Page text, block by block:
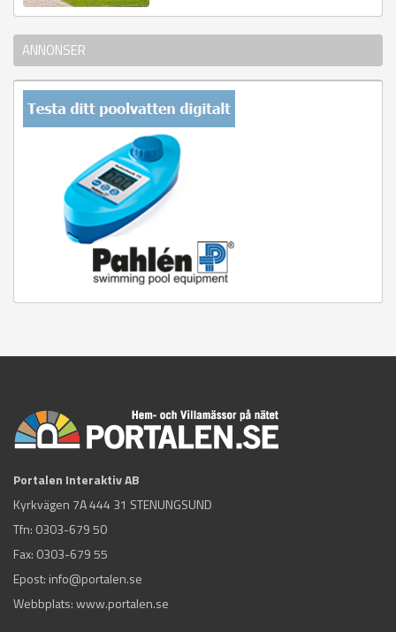
ANNONSER
Portalen Interaktiv AB
Kyrkvägen 7A 444 31 STENUNGSUND
Tfn: 0303-679 50
Fax: 0303-679 55
Epost: info@portalen.se
Webbplats: www.portalen.se